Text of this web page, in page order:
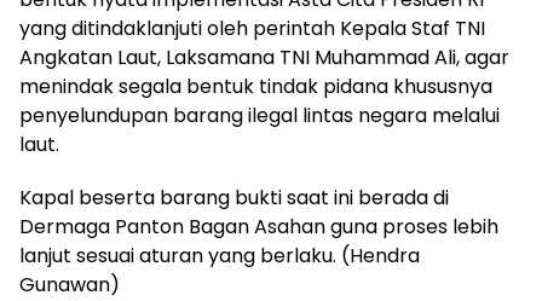
yang ditindaklanjuti oleh perintah Kepala Staf TNI
Angkatan Laut, Laksamana TNI Muhammad Ali, agar
menindak segala bentuk tindak pidana khususnya
penyelundupan barang ilegal lintas negara melalui
laut.
Kapal beserta barang bukti saat ini berada di
Dermaga Panton Bagan Asahan guna proses lebih
lanjut sesuai aturan yang berlaku. (Hendra
Gunawan)